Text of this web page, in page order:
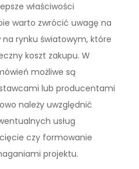
właściwości
warto zwrócić uwagę na
rynku światowym, które
koszt zakupu. W
możliwe są
lub producentami
należy uwzględnić
usług
czy formowanie
projektu.